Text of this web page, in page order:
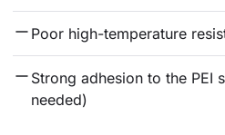
Poor high-temperature
Strong adhesion to the PEI
needed)